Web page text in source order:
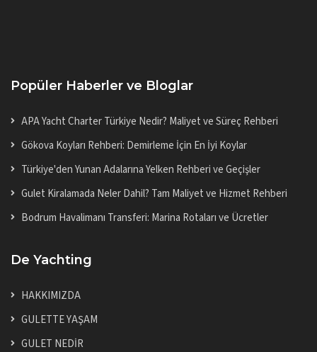
Popüler Haberler ve Bloglar
APA Yacht Charter Türkiye Nedir? Maliyet ve Süreç Rehberi
Gökova Koyları Rehberi: Demirleme İçin En İyi Koylar
Türkiye'den Yunan Adalarına Yelken Rehberi ve Geçişler
Gulet Kiralamada Neler Dahil? Tam Maliyet ve Hizmet Rehberi
Bodrum Havalimanı Transferi: Marina Rotaları ve Ücretler
De Yachting
HAKKIMIZDA
GULETTE YAŞAM
GULET NEDİR